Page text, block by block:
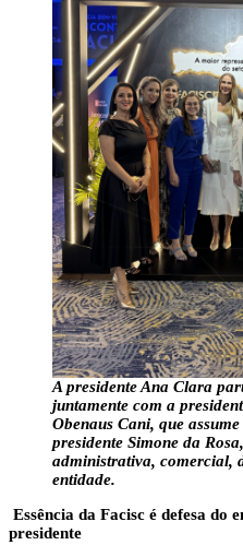
A presidente Ana Clara
juntamente com a
Obenaus Cani, que
presidente Simone da
administrativa, comercial,
entidade.
Essência da Facisc é defesa do
presidente